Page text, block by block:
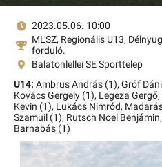
2023.05.06. 10:00
MLSZ, Regionális U13,
forduló.
Balatonlellei SE Sporttelep
U14: Ambrus András (1), Gróf
Kovács Gergely (1), Legeza Gergő,
Kevin (1), Lukács Nimród,
Szamuil (1), Rutsch Noel Benjámin,
Barnabás (1)